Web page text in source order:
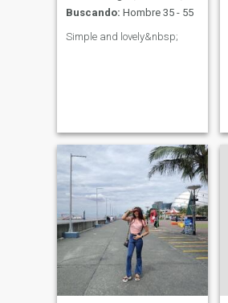
Buscando: Hombre 35 - 55
Simple and lovely&nbsp;